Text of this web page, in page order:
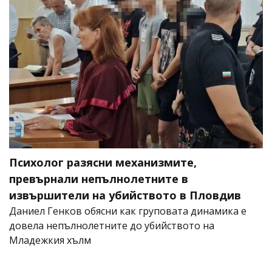
Психолог разясни механизмите,
превърнали непълнолетните в
извършители на убийството в Пловдив
Даниел Генков обясни как груповата динамика е
довела непълнолетните до убийството на
Младежкия хълм